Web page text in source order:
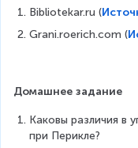
Bibliotekar.ru (
Grani.roerich.com (
Домашнее задание
Каковы различия в
при Перикле?